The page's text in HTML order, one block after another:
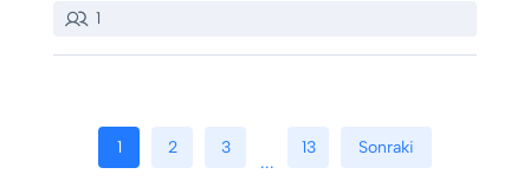
1
1 2 3 13 Sonraki